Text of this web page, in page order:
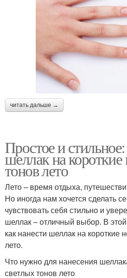
читать дальше →
Простое и
шеллак на короткие
тонов лето
Лето – время отдыха,
Но иногда нам хочется сделать
чувствовать себя стильно и
шеллак – отличный выбор. В
как нанести шеллак на короткие
лето.
Что нужно для нанесения
светлых тонов лето